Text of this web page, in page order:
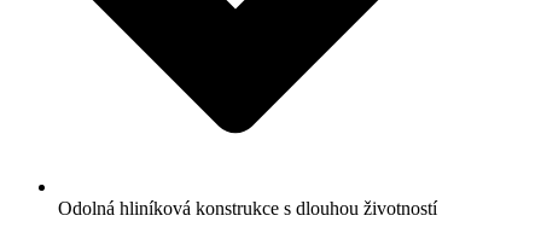
Odolná hliníková konstrukce s dlouhou životností